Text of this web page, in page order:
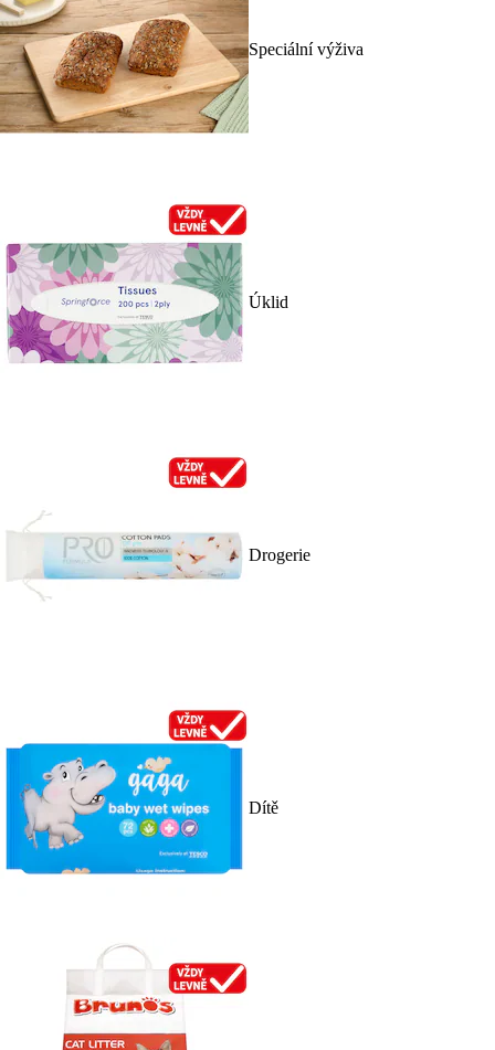
Speciální výživa
Úklid
Drogerie
Dítě